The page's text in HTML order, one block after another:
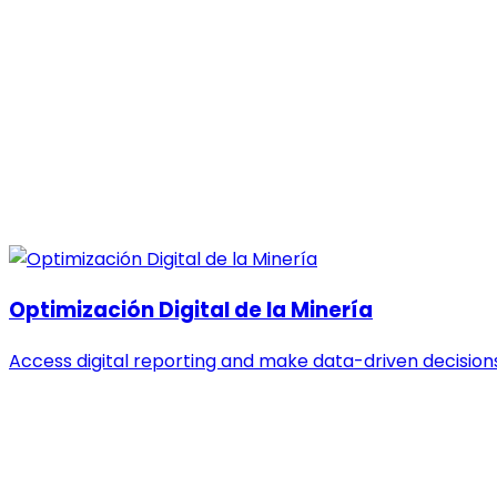
Optimización Digital de la Minería
Access digital reporting and make data-driven